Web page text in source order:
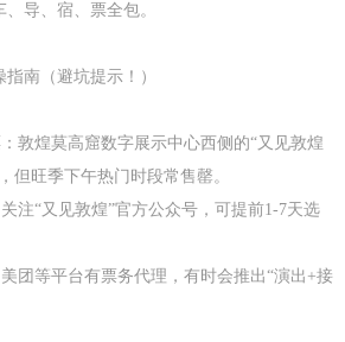
导、宿、票全包。
南（避坑提示！）
敦煌莫高窟数字展示中心西侧的“又见敦煌
但旺季下午热门时段常售罄。
注“又见敦煌”官方公众号，可提前1-7天选
团等平台有票务代理，有时会推出“演出+接